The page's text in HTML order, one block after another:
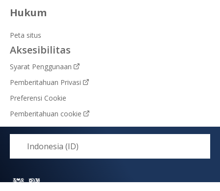
Hukum
Peta situs
Aksesibilitas
Syarat Penggunaan
Pemberitahuan Privasi
Preferensi Cookie
Pemberitahuan cookie
Indonesia (ID)